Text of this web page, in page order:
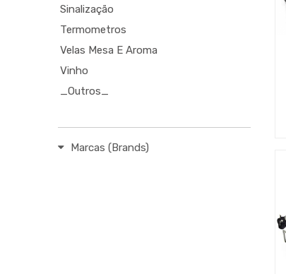
Sinalização
Termometros
Velas Mesa E Aroma
Vinho
_Outros_
Marcas (Brands)